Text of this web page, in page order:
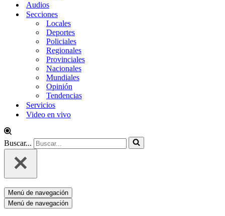
Audios
Secciones
Locales
Deportes
Policiales
Regionales
Provinciales
Nacionales
Mundiales
Opinión
Tendencias
Servicios
Video en vivo
Buscar...
Menú de navegación
Menú de navegación